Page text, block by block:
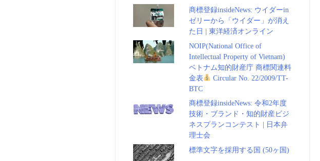
商標登録insideNews: ウイダーin
ゼリーから「ウイダー」が消え
た日 | 東洋経済オンライン
NOIP(National Office of
Intellectual Property of Vietnam)
ベトナム知的財産庁 商標関連料
金表
Circular No. 22/2009/TT-
BTC
商標登録insideNews: 令和2年度
技術・ブランド・知的財産ビジ
ネスプランコンテスト | 日本弁
理士会
標準文字を採用する国 (50ヶ国)